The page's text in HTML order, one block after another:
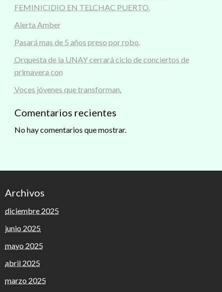
FEMINICIDIO EN TELCHAC PUERTO.
Alerta Amber
Pasará mas de 5 años preso por robo.
Orquesta de la UNAY cerrará ciclo de conciertos de
primavera con
Voces jóvenes que transforman.
Comentarios recientes
No hay comentarios que mostrar.
Archivos
diciembre 2025
junio 2025
mayo 2025
abril 2025
marzo 2025